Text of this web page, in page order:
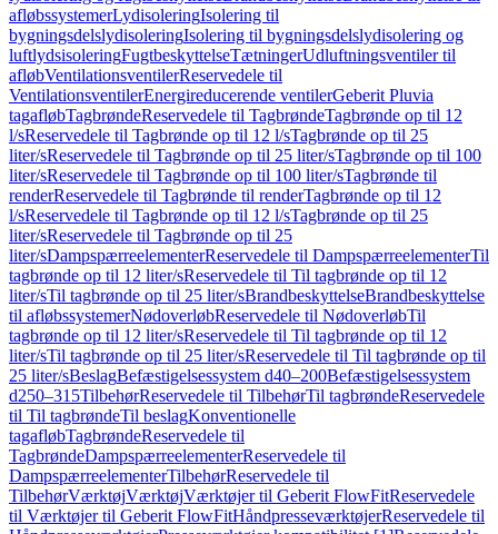
afløbssystemerLydisoleringIsolering til
bygningsdelslydisoleringIsolering til bygningsdelslydisolering og
luftlydsisoleringFugtbeskyttelseTætningerUdluftningsventiler til
afløbVentilationsventilerReservedele til
VentilationsventilerEnergireducerende ventilerGeberit Pluvia
tagafløbTagbrøndeReservedele til TagbrøndeTagbrønde op til 12
l/sReservedele til Tagbrønde op til 12 l/sTagbrønde op til 25
liter/sReservedele til Tagbrønde op til 25 liter/sTagbrønde op til 100
liter/sReservedele til Tagbrønde op til 100 liter/sTagbrønde til
renderReservedele til Tagbrønde til renderTagbrønde op til 12
l/sReservedele til Tagbrønde op til 12 l/sTagbrønde op til 25
liter/sReservedele til Tagbrønde op til 25
liter/sDampspærreelementerReservedele til DampspærreelementerTil
tagbrønde op til 12 liter/sReservedele til Til tagbrønde op til 12
liter/sTil tagbrønde op til 25 liter/sBrandbeskyttelseBrandbeskyttelse
til afløbssystemerNødoverløbReservedele til NødoverløbTil
tagbrønde op til 12 liter/sReservedele til Til tagbrønde op til 12
liter/sTil tagbrønde op til 25 liter/sReservedele til Til tagbrønde op til
25 liter/sBeslagBefæstigelsessystem d40–200Befæstigelsessystem
d250–315TilbehørReservedele til TilbehørTil tagbrøndeReservedele
til Til tagbrøndeTil beslagKonventionelle
tagafløbTagbrøndeReservedele til
TagbrøndeDampspærreelementerReservedele til
DampspærreelementerTilbehørReservedele til
TilbehørVærktøjVærktøjVærktøjer til Geberit FlowFitReservedele
til Værktøjer til Geberit FlowFitHåndpresseværktøjerReservedele til